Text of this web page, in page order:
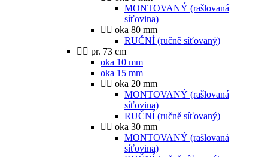
MONTOVANÝ (rašlovaná
síťovina)
oka 80 mm
RUČNÍ (ručně síťovaný)
pr. 73 cm
oka 10 mm
oka 15 mm
oka 20 mm
MONTOVANÝ (rašlovaná
síťovina)
RUČNÍ (ručně síťovaný)
oka 30 mm
MONTOVANÝ (rašlovaná
síťovina)